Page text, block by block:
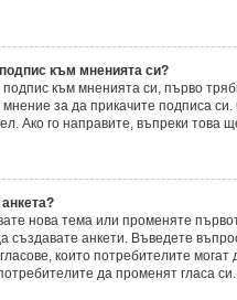
към мненията си?
към мненията си, първо
мнение за да прикачите подписа
Ако го направите, въпреки това
нова тема или променяте
създавате анкети. Въведете
които потребителите
да променят гласа си.